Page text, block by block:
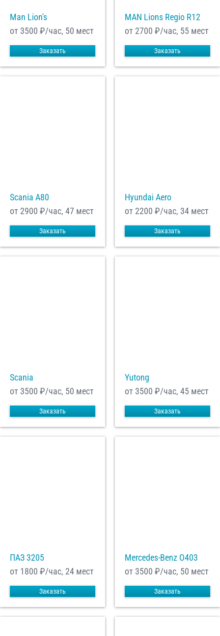
Man Lion's
от 3500 ₽/час, 50 мест
Заказать
MAN Lions Regio R12
от 2700 ₽/час, 55 мест
Заказать
Scania A80
от 2900 ₽/час, 47 мест
Заказать
Hyundai Aero
от 2200 ₽/час, 34 мест
Заказать
Scania
от 3500 ₽/час, 50 мест
Заказать
Yutong
от 3500 ₽/час, 45 мест
Заказать
ПАЗ 3205
от 1800 ₽/час, 24 мест
Заказать
Mercedes-Benz О403
от 3500 ₽/час, 50 мест
Заказать